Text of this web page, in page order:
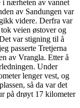
i nærheten av vannet
av Sandungen var
videre. Derfra var
veien østover og
var stigning til å
passerte Tretjerna
av Vrangla. Etter å
Under
lenger vest, og
så da var det
på drøyt 17 kilometer